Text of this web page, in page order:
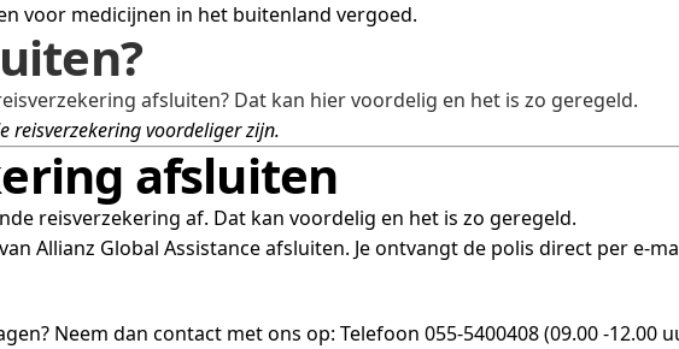
voor medicijnen in het buitenland vergoed.
afsluiten? Dat kan hier voordelig en het is zo geregeld.
reisverzekering voordeliger zijn.
afsluiten
reisverzekering af. Dat kan voordelig en het is zo geregeld.
van Allianz Global Assistance afsluiten. Je ontvangt de polis direct per e-
Neem dan contact met ons op: Telefoon 055-5400408 (09.00 -12.00